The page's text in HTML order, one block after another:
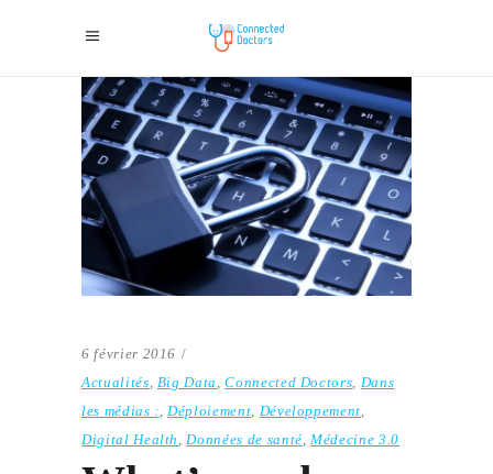
6 février 2016
Actualités, Big Data ,Connected Doctors, Dans
les médias :,Déploiement, Développement,
Digital Health ,Données de santé,Médecine 3.0